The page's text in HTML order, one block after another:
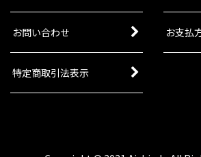
お問い合わせ お支払
特定商取引法表示